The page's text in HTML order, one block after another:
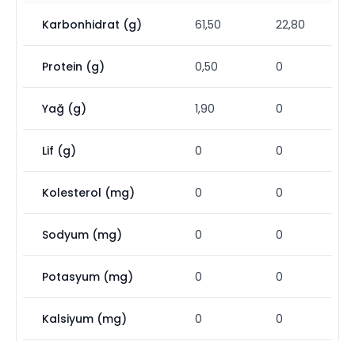
Karbonhidrat (g) 61,50 22,80
Protein (g) 0,50 0
Yağ (g) 1,90 0
Lif (g) 0 0
Kolesterol (mg) 0 0
Sodyum (mg) 0 0
Potasyum (mg) 0 0
Kalsiyum (mg) 0 0